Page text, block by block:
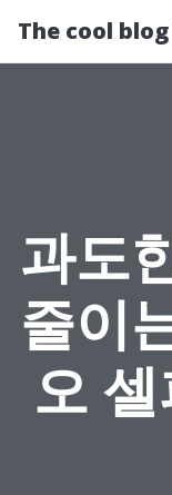
The cool blog
과도
줄이
오